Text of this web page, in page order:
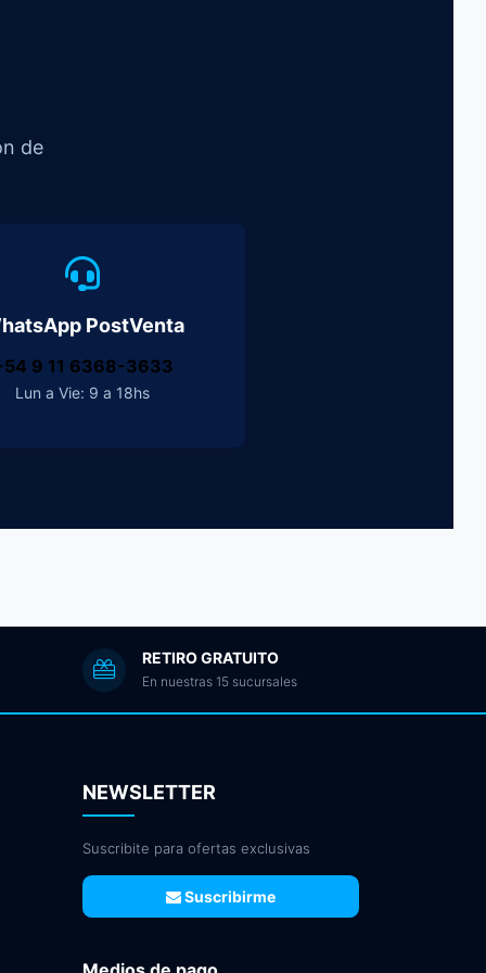
de
PostVenta
9 11 6368-3633
Lun a Vie: 9 a 18hs
RETIRO GRATUITO
En nuestras 15 sucursales
NEWSLETTER
Suscribite para ofertas exclusivas
Suscribirme